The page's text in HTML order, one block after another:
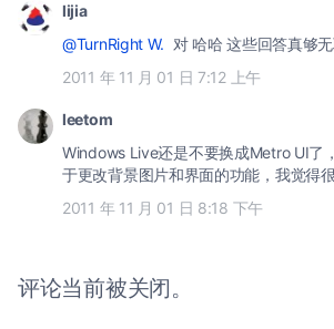
lijia
@TurnRight W. 对 哈哈 这些回答真够
2011 年 11 月 01 日 7:12 上午
leetom
Windows Live还是不要换成Metro UI了
于更改背景图片和界面的功能，我觉得
2011 年 11 月 01 日 8:18 下午
评论当前被关闭。